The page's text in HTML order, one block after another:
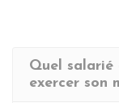
Quel salarié
exercer son